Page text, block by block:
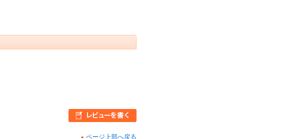
ページ上部へ戻る